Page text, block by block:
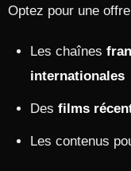
Optez pour une
Les chaînes
internationales
Des films
Les contenus